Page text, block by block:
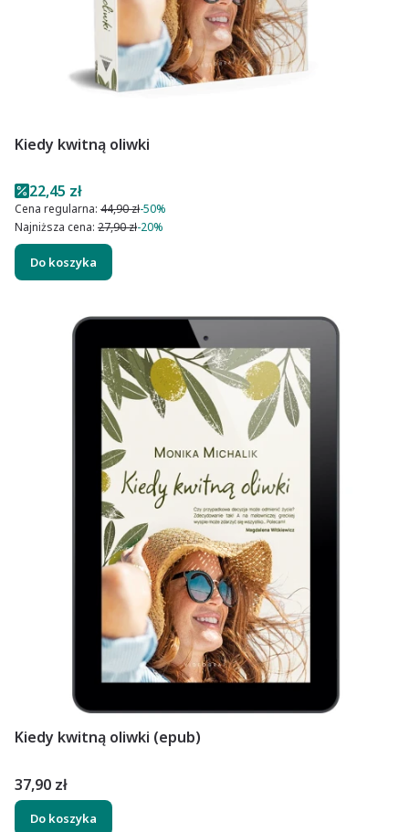
Kiedy kwitną oliwki
Cena promocyjna
22,45 zł
Cena regularna: 44,90 zł-50%
Najniższa cena: 27,90 zł-20%
Do koszyka
Kiedy kwitną oliwki (epub)
Cena
37,90 zł
Do koszyka